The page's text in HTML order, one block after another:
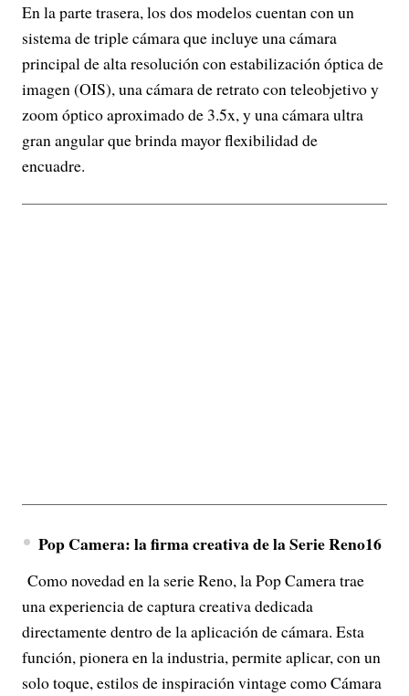
En la parte trasera, los dos modelos cuentan con un
sistema de triple cámara que incluye una cámara
principal de alta resolución con estabilización óptica de
imagen (OIS), una cámara de retrato con teleobjetivo y
zoom óptico aproximado de 3.5x, y una cámara ultra
gran angular que brinda mayor flexibilidad de
encuadre.
Pop Camera: la firma creativa de la Serie Reno16
Como novedad en la serie Reno, la Pop Camera trae
una experiencia de captura creativa dedicada
directamente dentro de la aplicación de cámara. Esta
función, pionera en la industria, permite aplicar, con un
solo toque, estilos de inspiración vintage como Cámara